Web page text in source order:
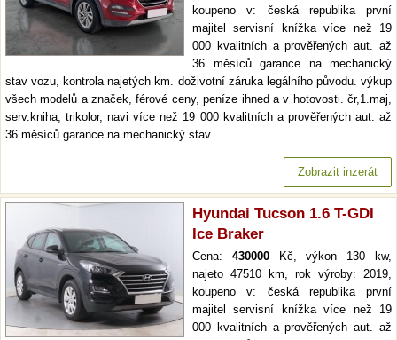
koupeno v: česká republika první
majitel servisní knížka více než 19
000 kvalitních a prověřených aut. až
36 měsíců garance na mechanický
stav vozu, kontrola najetých km. doživotní záruka legálního původu. výkup
všech modelů a značek, férové ceny, peníze ihned a v hotovosti. čr,1.maj,
serv.kniha, trikolor, navi více než 19 000 kvalitních a prověřených aut. až
36 měsíců garance na mechanický stav…
Zobrazit inzerát
Hyundai Tucson 1.6 T-GDI
Ice Braker
Cena: 430000Kč, výkon 130 kw,
najeto 47510 km, rok výroby: 2019,
koupeno v: česká republika první
majitel servisní knížka více než 19
000 kvalitních a prověřených aut. až